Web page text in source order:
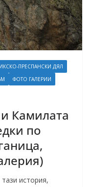
ПРЕСПАНСКИ ДЯЛ
ФОТО ГАЛЕРИИ
Камилата
по
история,